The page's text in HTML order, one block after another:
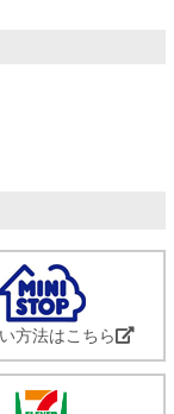
方法はこちら